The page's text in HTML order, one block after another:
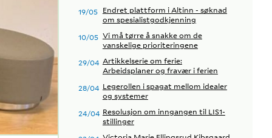
19/05 Endret plattform i Altinn - søknad
om spesialistgodkjenning
10/05 Vi må tørre å snakke om de
vanskelige prioriteringene
29/04 Artikkelserie om ferie:
Arbeidsplaner og fravær i ferien
28/04 Legerollen i spagat mellom idealer
og systemer
24/04 Resolusjon om inngangen til LIS1-
stillinger